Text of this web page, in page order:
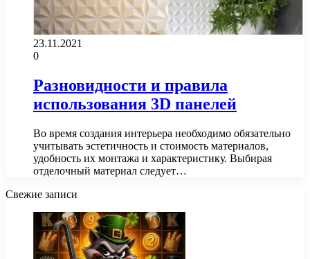
23.11.2021
0
Разновидности и правила
использования 3D панелей
Во время создания интерьера необходимо обязательно
учитывать эстетичность и стоимость материалов,
удобность их монтажа и характеристику. Выбирая
отделочный материал следует…
Свежие записи